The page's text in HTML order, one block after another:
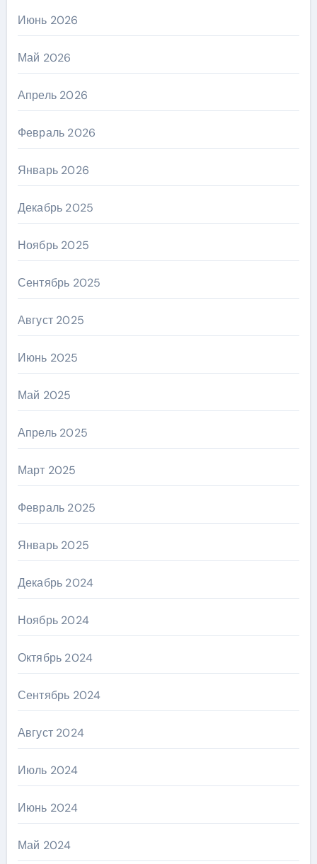
Июнь 2026
Май 2026
Апрель 2026
Февраль 2026
Январь 2026
Декабрь 2025
Ноябрь 2025
Сентябрь 2025
Август 2025
Июнь 2025
Май 2025
Апрель 2025
Март 2025
Февраль 2025
Январь 2025
Декабрь 2024
Ноябрь 2024
Октябрь 2024
Сентябрь 2024
Август 2024
Июль 2024
Июнь 2024
Май 2024